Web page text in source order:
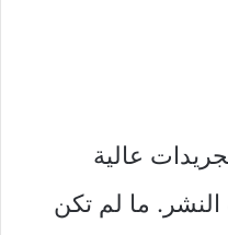
عالية
ما لم تكن